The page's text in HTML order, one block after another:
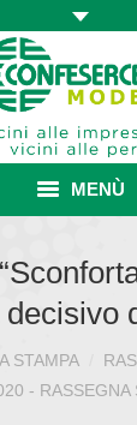
MENÙ
E VANTAGGI
STAMPA
- RASSEGNA